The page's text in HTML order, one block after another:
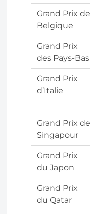
Grand Prix de
Belgique
Grand Prix
des Pays-Bas
Grand Prix
d’Italie
Grand Prix de
Singapour
Grand Prix
du Japon
Grand Prix
du Qatar